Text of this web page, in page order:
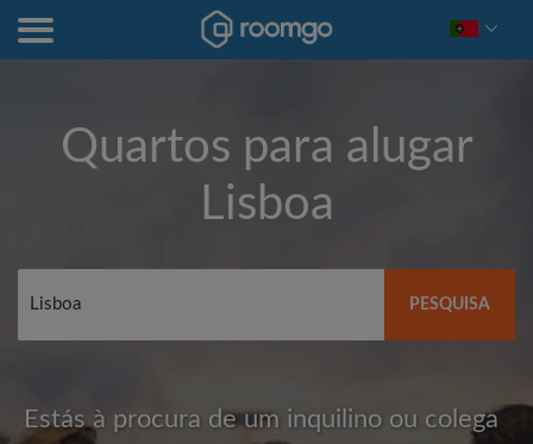
Quartos para alugar
Lisboa
PESQUISA
Estás à procura de um inquilino ou colega